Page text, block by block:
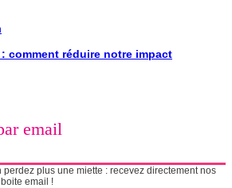
comment réduire notre impact
email
plus une miette : recevez directement nos
email !